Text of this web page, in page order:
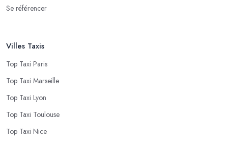
Se référencer
Villes Taxis
Top Taxi Paris
Top Taxi Marseille
Top Taxi Lyon
Top Taxi Toulouse
Top Taxi Nice